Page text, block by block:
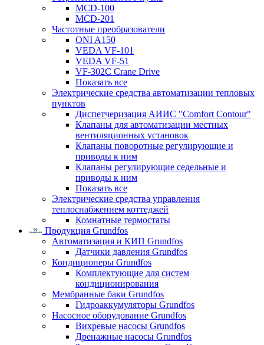
MCD-100
MCD-201
Частотные преобразователи
ONI A150
VEDA VF-101
VEDA VF-51
VF-302C Crane Drive
Показать все
Электрические средства автоматизации тепловых
пунктов
Диспетчеризация АИИС "Comfort Contour"
Клапаны для автоматизации местных
вентиляционных установок
Клапаны поворотные регулирующие и
приводы к ним
Клапаны регулирующие седельные и
приводы к ним
Показать все
Электрические средства управления
теплоснабжением коттеджей
Комнатные термостаты
Продукция Grundfos
Автоматизация и КИП Grundfos
Датчики давления Grundfos
Кондиционеры Grundfos
Комплектующие для систем
кондиционирования
Мембранные баки Grundfos
Гидроаккумуляторы Grundfos
Насосное оборудование Grundfos
Вихревые насосы Grundfos
Дренажные насосы Grundfos